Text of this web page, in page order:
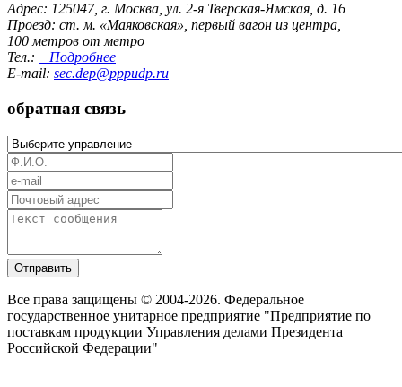
Адрес: 125047, г. Москва, ул. 2-я Тверская-Ямская, д. 16
Проезд: ст. м. «Маяковская», первый вагон из центра,
100 метров от метро
Тел.:
Подробнее
E-mail: sec.dep@pppudp.ru
обратная связь
Отправить
Все права защищены © 2004-2026. Федеральное
государственное унитарное предприятие "Предприятие по
поставкам продукции Управления делами Президента
Российской Федерации"